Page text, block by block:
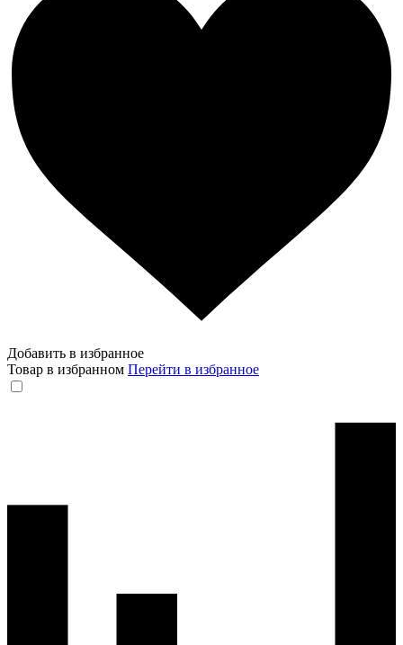
Добавить в избранное
Товар в избранном Перейти в избранное